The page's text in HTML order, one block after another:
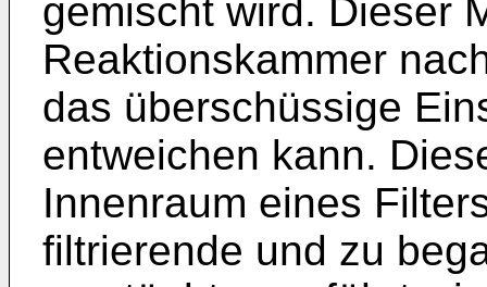
gemischt wird. Dieser
Reaktionskammer
das überschüssige
entweichen kann.
Innenraum eines
filtrierende und zu